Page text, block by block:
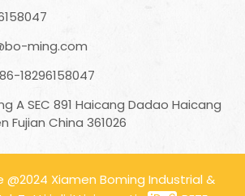
ming.com
18296158047
A SEC 891 Haicang Dadao Haicang
Fujian China 361026
Xiamen Boming Industrial &